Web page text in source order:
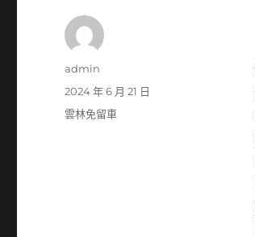
作
admin
發
佈
2024 年 6 月 21 日
分
雲林免留車